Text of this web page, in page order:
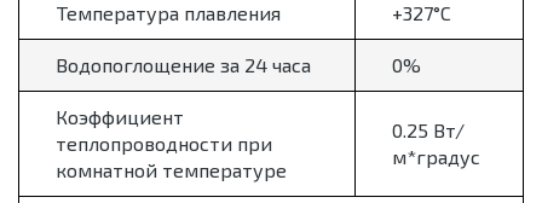
Температура плавления +327°С
Водопоглощение за 24 часа 0%
Коэффициент
теплопроводности при
комнатной температуре
0.25 Вт/
м*градус